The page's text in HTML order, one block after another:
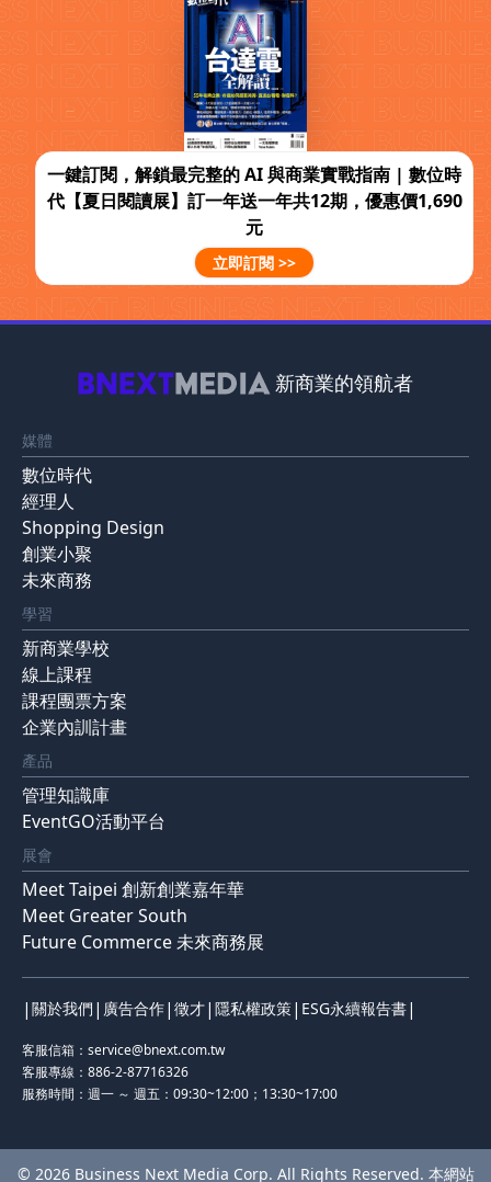
一鍵訂閱，解鎖最完整的 AI 與商業實戰指南 | 數位時
代【夏日閱讀展】訂一年送一年共12期，優惠價1,690
元
立即訂閱 >>
新商業的領航者
媒體
數位時代
經理人
Shopping Design
創業小聚
未來商務
學習
新商業學校
線上課程
課程團票方案
企業內訓計畫
產品
管理知識庫
EventGO活動平台
展會
Meet Taipei 創新創業嘉年華
Meet Greater South
Future Commerce 未來商務展
| 關於我們 | 廣告合作| 徵才| 隱私權政策| ESG永續報告書|
客服信箱： service@bnext.com.tw
客服專線：886-2-87716326
服務時間：週一 ～ 週五：09:30~12:00；13:30~17:00
© 2026 Business Next Media Corp. All Rights Reserved. 本網站